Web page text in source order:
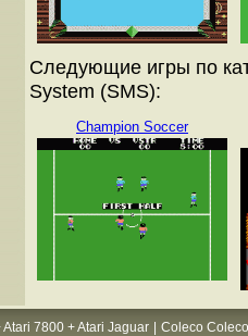
Следующие игры по
System (SMS):
Champion Soccer
Atari 7800 + Atari Jaguar Coleco